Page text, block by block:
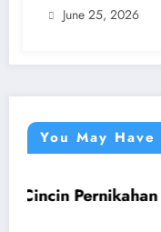
June 25, 2026
You May Have
Terbaik dan